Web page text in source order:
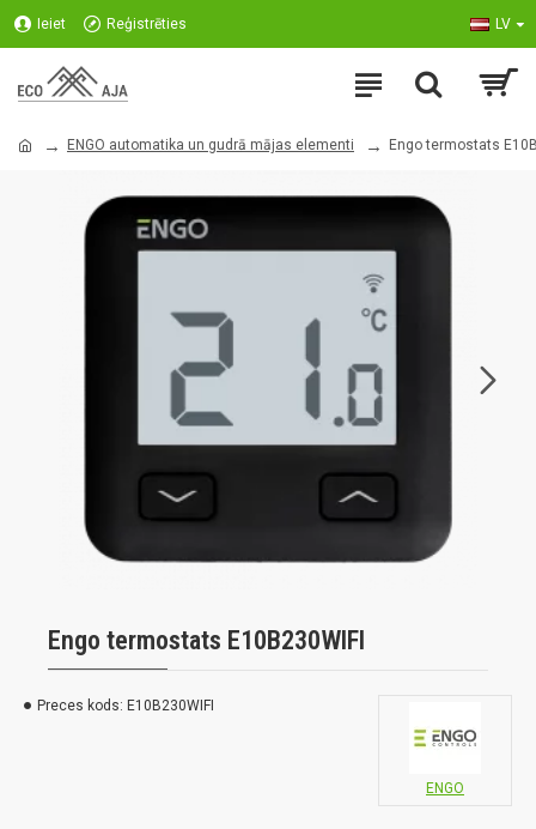
Ieiet Reģistrēties LV
ENGO automatika un gudrā mājas elementi Engo termostats
Engo termostats E10B230WIFI
Preces kods: E10B230WIFI
ENGO